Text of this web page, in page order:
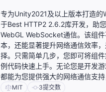
专为Unity2021及以上版本打造
于Best HTTP2 2.6.2库开发，助
WebGL WebSocket通信。该组
本，还能显著提升网络通信效率
择。只需简单几步，您即可将组
例代码快速上手。无论您是开发
都能为您提供强大的网络通信支
MIT 3提交数